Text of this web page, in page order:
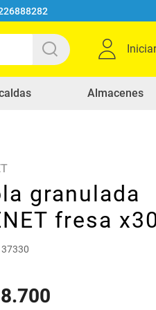
Almacenes
granulada
fresa
.700